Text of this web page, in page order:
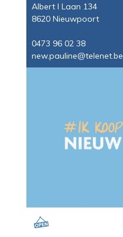
Albert I Laan 134
8620 Nieuwpoort
0473 96 02 38
new.pauline@telenet.be